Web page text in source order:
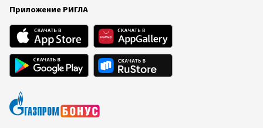
Приложение РИГЛА